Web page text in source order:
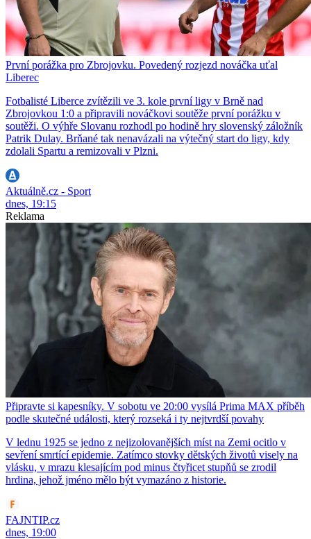
První porážka pro Zbrojovku. Povedený rozjezd nováčka uťal
Liberec
Fotbalisté Liberce zvítězili ve 3. kole první ligy v Brně nad
Zbrojovkou 1:0 a připravili nováčkovi soutěže první porážku v
soutěži. O výhře Slovanu rozhodl po hodině hry slovenský záložník
Patrik Dulay. Brňané tak nenavázali na výtečný start do ligy, kdy
zdolali Spartu a remizovali v Plzni.
Aktuálně.cz - Sport
dnes, 19:15
Reklama
Připravte si kapesníky. V sobotu ve 20:00 vysílá Prima MAX příběh
podle skutečné události, který rozseká i ty nejtvrdší povahy
V lednu 1925 se jedno z nejizolovanějších míst na Zemi ocitlo v
sevření smrtící epidemie. Zatímco stovky dětských životů visely na
vlásku, v mrazu klesajícím pod minus čtyřicet stupňů se zrodil
hrdina, jehož jméno mělo být vymazáno z historie.
FAJNTIP.cz
dnes, 19:00